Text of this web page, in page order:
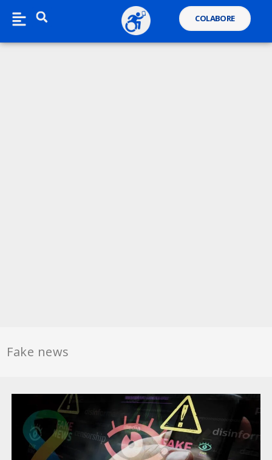
COLABORE
Fake news